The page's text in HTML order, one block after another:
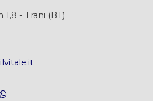
1,8 - Trani (BT)